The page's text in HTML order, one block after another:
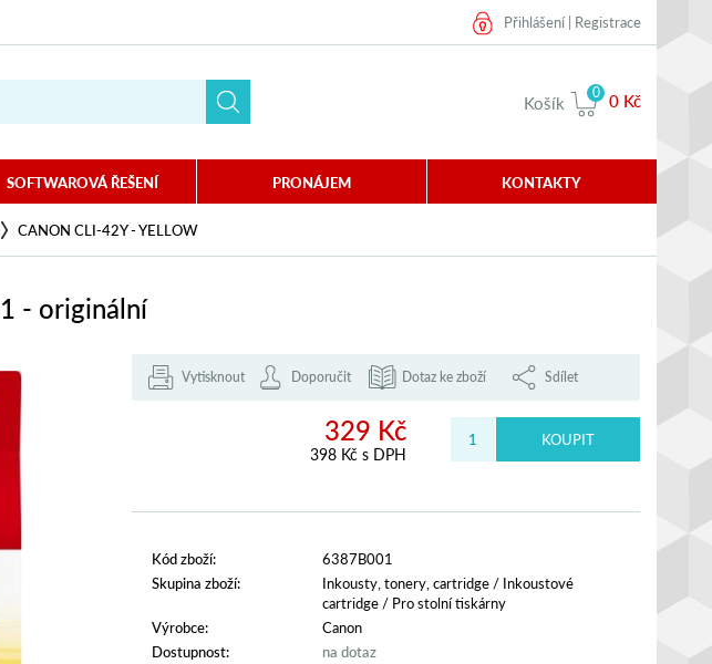
Přihlášení Registrace
Košík
0 0 Kč
SOFTWAROVÁ ŘEŠENÍ PRONÁJEM KONTAKTY
CANON CLI-42Y - YELLOW
- originální
Vytisknout Doporučit Dotaz ke zboží Sdílet
329 Kč
398 Kč s DPH
Kód zboží:
6387B001
Skupina zboží:
Inkousty, tonery, cartridge/ Inkoustové
cartridge/ Pro stolní tiskárny
Výrobce:
Canon
Dostupnost:
na dotaz